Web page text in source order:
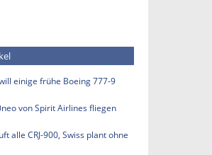
einige frühe Boeing 777-9
von Spirit Airlines fliegen
alle CRJ-900, Swiss plant ohne